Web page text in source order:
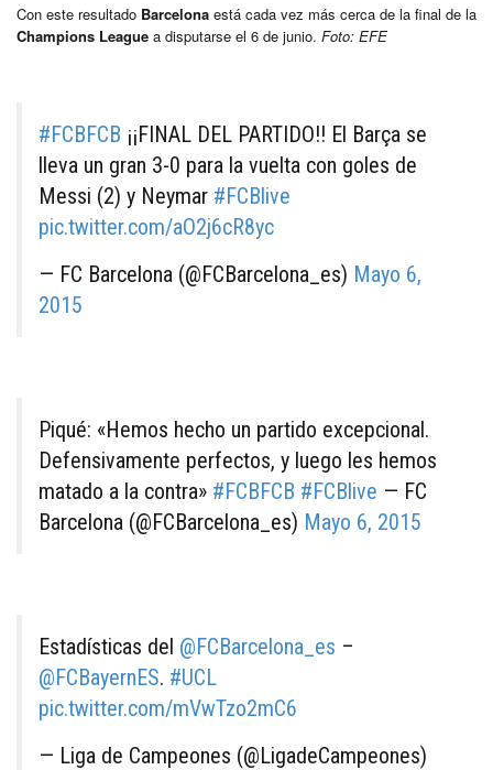
Con este resultado Barcelona está cada vez más cerca de la final de la
Champions League a disputarse el 6 de junio. Foto: EFE
#FCBFCB ¡¡FINAL DEL PARTIDO!! El Barça se
lleva un gran 3-0 para la vuelta con goles de
Messi (2) y Neymar #FCBlive
pic.twitter.com/aO2j6cR8yc
— FC Barcelona (@FCBarcelona_es) Mayo 6,
2015
Piqué: «Hemos hecho un partido excepcional.
Defensivamente perfectos, y luego les hemos
matado a la contra» #FCBFCB #FCBlive — FC
Barcelona (@FCBarcelona_es) Mayo 6, 2015
Estadísticas del @FCBarcelona_es –
@FCBayernES. #UCL
pic.twitter.com/mVwTzo2mC6
— Liga de Campeones (@LigadeCampeones)